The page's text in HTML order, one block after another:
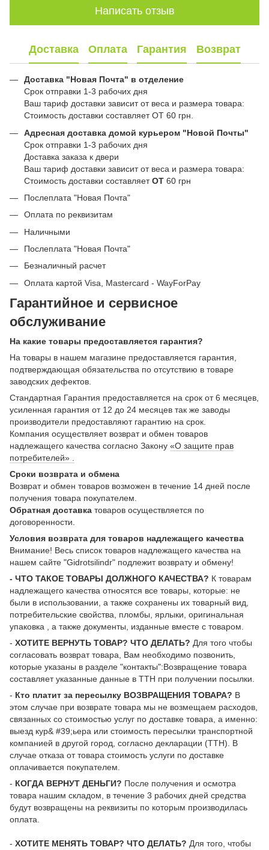
Написать отзыв
Доставка Оплата Гарантия Возврат
Доставка "Новая Почта" в отделение
Срок отправки 1-3 рабочих дня
Ваш тариф доставки зависит от веса и размера товара:
Стоимость доставки составляет ОТ 60 грн.
Адресная доставка домой курьером "Новой Почты"
Срок отправки 1-3 рабочих дня
Доставка заказа к двери
Ваш тариф доставки зависит от веса и размера товара:
Стоимость доставки составляетОТ 60 грн
Послеплата "Новая Почта"
Оплата по реквизитам
Наличными
Послеплата "Новая Почта"
Безналичный расчет
Оплата картой Visa, Mastercard - WayForPay
Гарантийное и сервисное
обслуживание
На какие товары предоставляется гарантия?
На товары в нашем магазине предоставляется гарантия,
подтверждающая обязательства по отсутствию в товаре
заводских дефектов.
Стандартная Гарантия предоставляется на срок от 6 месяцев,
усиленная гарантия от 12 до 24 месяцев так же заводы
производители предоставляют гарантию на срок.
Компания осуществляет возврат и обмен товаров
надлежащего качества согласно Закону «О защите прав
потребителей» .
Сроки возврата и обмена
Возврат и обмен товаров возможен в течение 14 дней после
получения товара покупателем.
Обратная доставка товаров осуществляется по
договоренности.
Условия возврата для товаров надлежащего качества
Внимание! Весь список товаров надлежащего качества на
нашем сайте "Gidrotsilindr" подлежит возврату и обмену!
- ЧТО ТАКОЕ ТОВАРЫ ДОЛЖНОГО КАЧЕСТВА? К товарам
надлежащего качества относятся все товары, которые: не
были в использовании, а также сохранены их товарный вид,
потребительские свойства, пломбы, ярлыки, оригинальная
упаковка , а также документы, изданные вместе с товаром.
- ХОТИТЕ ВЕРНУТЬ ТОВАР? ЧТО ДЕЛАТЬ? Для того чтобы
согласовать возврат товара, Вам необходимо позвонить,
которые указаны в разделе "контакты":Возвращение товара
составляет указанные данные в ТТН при получении посылки.
- Кто платит за пересылку ВОЗВРАЩЕНИЯ ТОВАРА? В
этом случае при возврате товара мы не возмещаем расходов,
связанных со стоимостью услуг по доставке товара, а именно:
выезд кур& #39;ьера или стоимость пересылки транспортной
компанией в другой город, согласно декларации (ТТН). В
случае отказа от товара стоимость услуги по доставке
оплачивается покупателем.
- КОГДА ВЕРНУТ ДЕНЬГИ? После получения и осмотра
товара нашим складом, в течение 3 рабочих дней средства
будут возвращены на реквизиты по которым производилась
оплата.
- ХОТИТЕ МЕНЯТЬ ТОВАР? ЧТО ДЕЛАТЬ? Для того, чтобы